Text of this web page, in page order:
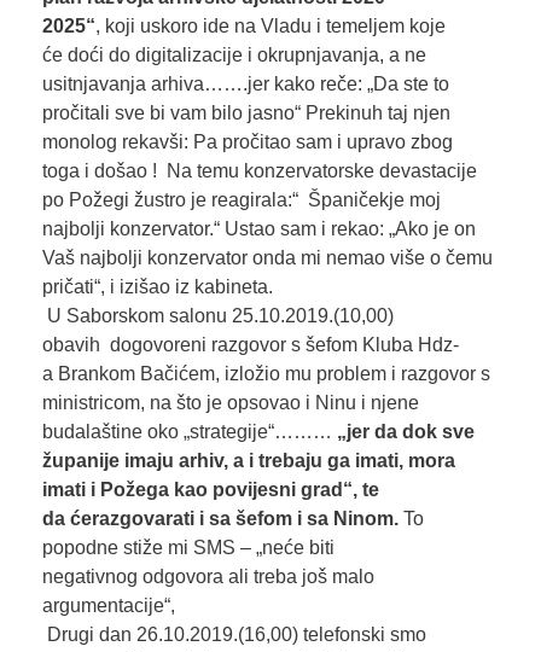
2025“, koji uskoro ide na Vladu i temeljem koje
će doći do digitalizacije i okrupnjavanja, a ne
usitnjavanja arhiva…….jer kako reče: „Da ste to
pročitali sve bi vam bilo jasno“ Prekinuh taj njen
monolog rekavši: Pa pročitao sam i upravo zbog
toga i došao ! Na temu konzervatorske devastacije
po Požegi žustro je reagirala:“ Španičekje moj
najbolji konzervator.“ Ustao sam i rekao: „Ako je on
Vaš najbolji konzervator onda mi nemao više o čemu
pričati“, i izišao iz kabineta.
U Saborskom salonu 25.10.2019.(10,00)
obavih dogovoreni razgovor s šefom Kluba Hdz-
a Brankom Bačićem, izložio mu problem i razgovor s
ministricom, na što je opsovao i Ninu i njene
budalaštine oko „strategije“……… „jer da dok sve
županije imaju arhiv, a i trebaju ga imati, mora
imati i Požega kao povijesni grad “, te
daćerazgovarati i sa šefom i sa Ninom.To
popodne stiže mi SMS – „neće biti
negativnog odgovora ali treba još malo
argumentacije“,
Drugi dan 26.10.2019.(16,00) telefonski smo